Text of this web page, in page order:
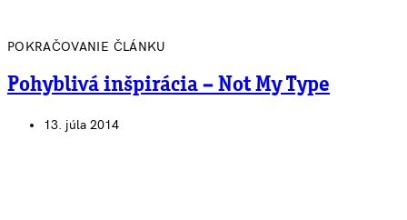
POKRAČOVANIE ČLÁNKU
Pohyblivá inšpirácia – Not My Type
13. júla 2014